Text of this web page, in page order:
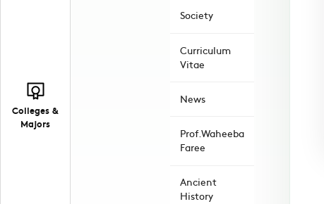
Colleges &
Majors
Society
Curriculum
Vitae
News
Prof.Waheeba
Faree
Ancient
History